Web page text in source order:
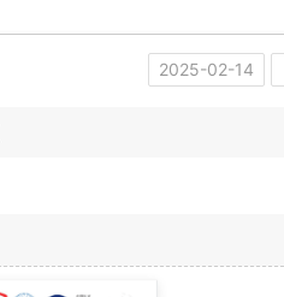
2025-02-14